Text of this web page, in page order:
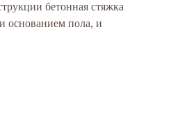
бетонная стяжка
основанием пола, и